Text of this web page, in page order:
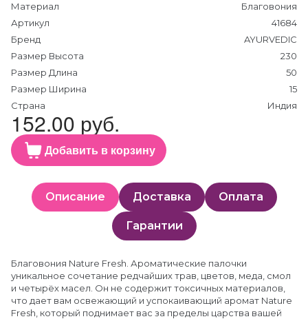
Материал
Благовония
Артикул
41684
Бренд
AYURVEDIC
Размер Высота
230
Размер Длина
50
Размер Ширина
15
Страна
Индия
152.00 руб.
Добавить в корзину
Описание Доставка Оплата
Гарантии
Благовония Nature Fresh. Ароматические палочки
уникальное сочетание редчайших трав, цветов, меда, смол
и четырёх масел. Он не содержит токсичных материалов,
что дает вам освежающий и успокаивающий аромат Nature
Fresh, который поднимает вас за пределы царства вашей